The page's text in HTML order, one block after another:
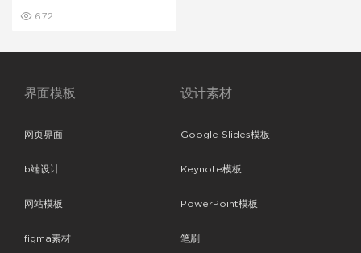
672
界面模板
网页界面
b端设计
网站模板
figma素材
设计素材
Google Slides模板
Keynote模板
PowerPoint模板
笔刷